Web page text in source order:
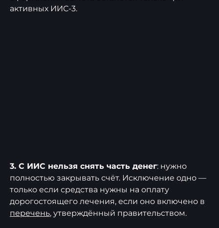
активных ИИС-3.
3. С ИИС нельзя снять часть денег: нужно
полностью закрывать счёт. Исключение одно —
только если средства нужны на оплату
дорогостоящего лечения, если оно включено в
перечень, утверждённый правительством.